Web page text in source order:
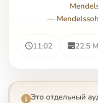
—
11:02 22.5
Это отдельный